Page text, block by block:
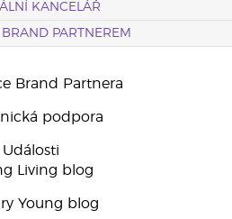
KANCELÁŘ
PARTNEREM
Brand Partnera
podpora
Události
Living blog
Young blog